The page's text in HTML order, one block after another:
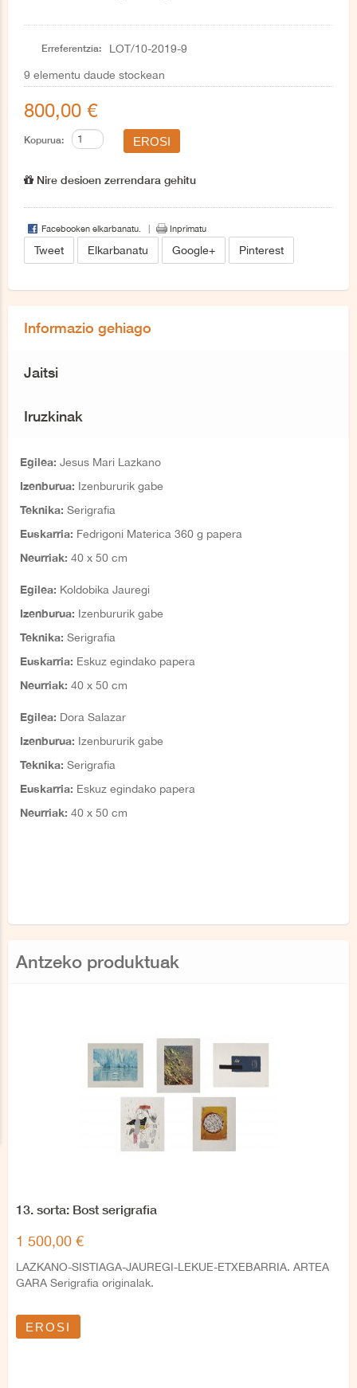
Erreferentzia: LOT/10-2019-9
9 elementu daude stockean
800,00 €
Kopurua:
Nire desioen zerrendara gehitu
Facebooken elkarbanatu. Inprimatu
Tweet Elkarbanatu Google+ Pinterest
Informazio gehiago
Jaitsi
Iruzkinak
Egilea: Jesus Mari Lazkano
Izenburua: Izenbururik gabe
Teknika: Serigrafia
Euskarria: Fedrigoni Materica 360 g papera
Neurriak: 40 x 50 cm
Egilea: Koldobika Jauregi
Izenburua: Izenbururik gabe
Teknika: Serigrafia
Euskarria: Eskuz egindako papera
Neurriak: 40 x 50 cm
Egilea: Dora Salazar
Izenburua: Izenbururik gabe
Teknika: Serigrafia
Euskarria: Eskuz egindako papera
Neurriak: 40 x 50 cm
Antzeko produktuak
13. sorta: Bost serigrafia
1 500,00 €
LAZKANO-SISTIAGA-JAUREGI-LEKUE-ETXEBARRIA. ARTEA
GARA Serigrafia originalak.
EROSI